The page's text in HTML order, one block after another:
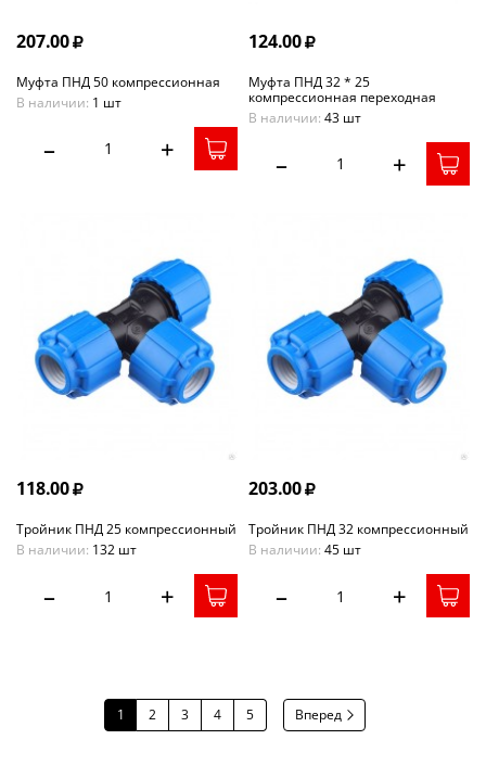
207.00
Муфта ПНД 50 компрессионная
В наличии: 1 шт
– +
124.00
Муфта ПНД 32 * 25
компрессионная переходная
В наличии: 43 шт
– +
118.00
Тройник ПНД 25 компрессионный
В наличии: 132 шт
– +
203.00
Тройник ПНД 32 компрессионный
В наличии: 45 шт
– +
1 2 3 4 5 Вперед